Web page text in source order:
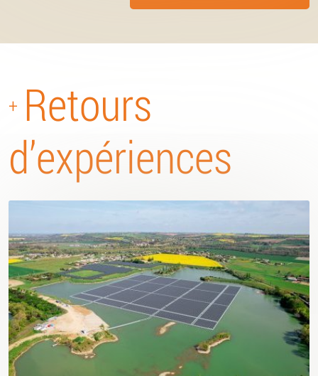
+ Retours
d’expériences